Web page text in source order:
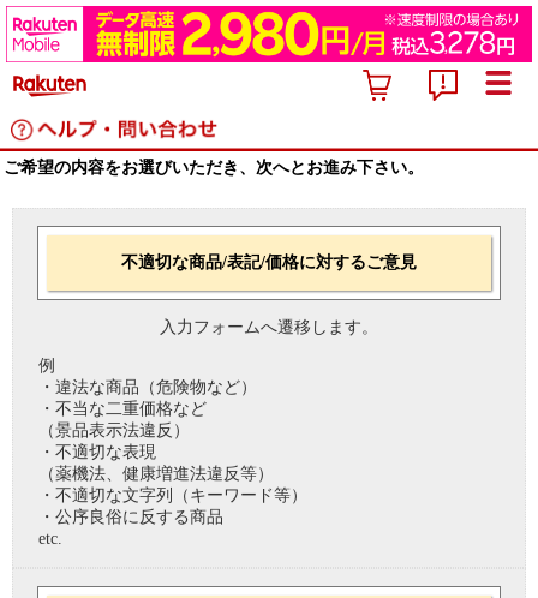
ご希望の内容をお選びいただき、次へとお進み下さい。
不適切な商品/表記/価格に対するご意見
入力フォームへ遷移します。
例
・違法な商品（危険物など）
・不当な二重価格など
（景品表示法違反）
・不適切な表現
（薬機法、健康増進法違反等）
・不適切な文字列（キーワード等）
・公序良俗に反する商品
etc.